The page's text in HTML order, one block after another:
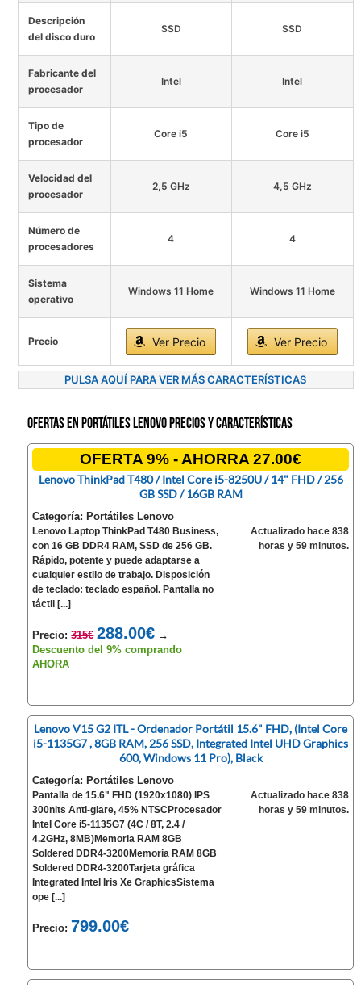
Descripción
del disco duro
SSD SSD
Fabricante del
procesador
Intel Intel
Tipo de
procesador
Core i5 Core i5
Velocidad del
procesador
2,5 GHz 4,5 GHz
Número de
procesadores
4 4
Sistema
operativo
Windows 11 Home Windows 11 Home
Precio Ver Precio Ver Precio
PULSA AQUÍ PARA VER MÁS CARACTERÍSTICAS
Ofertas en Portátiles Lenovo precios y características
OFERTA 9% - AHORRA 27.00€
Lenovo ThinkPad T480 / Intel Core i5-8250U / 14" FHD / 256
GB SSD / 16GB RAM
Categoría: Portátiles Lenovo
Lenovo Laptop ThinkPad T480 Business,
con 16 GB DDR4 RAM, SSD de 256 GB.
Rápido, potente y puede adaptarse a
cualquier estilo de trabajo. Disposición
de teclado: teclado español. Pantalla no
táctil [...]
Precio:315€ 288.00€ →
Descuento del 9% comprando
AHORA
Actualizado hace 838
horas y 59 minutos.
Lenovo V15 G2 ITL - Ordenador Portátil 15.6" FHD, (Intel Core
i5-1135G7 , 8GB RAM, 256 SSD, Integrated Intel UHD Graphics
600, Windows 11 Pro), Black
Categoría: Portátiles Lenovo
Pantalla de 15.6" FHD (1920x1080) IPS
300nits Anti-glare, 45% NTSCProcesador
Intel Core i5-1135G7 (4C / 8T, 2.4 /
4.2GHz, 8MB)Memoria RAM 8GB
Soldered DDR4-3200Memoria RAM 8GB
Soldered DDR4-3200Tarjeta gráfica
Integrated Intel Iris Xe GraphicsSistema
ope [...]
Precio: 799.00€
Actualizado hace 838
horas y 59 minutos.